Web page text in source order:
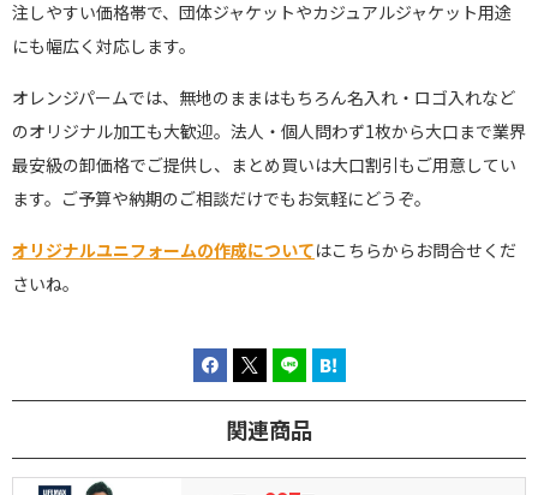
注しやすい価格帯で、団体ジャケットやカジュアルジャケット用途
にも幅広く対応します。
オレンジパームでは、無地のままはもちろん名入れ・ロゴ入れなど
のオリジナル加工も大歓迎。法人・個人問わず1枚から大口まで業界
最安級の卸価格でご提供し、まとめ買いは大口割引もご用意してい
ます。ご予算や納期のご相談だけでもお気軽にどうぞ。
オリジナルユニフォームの作成についてはこちらからお問合せくだ
さいね。
関連商品